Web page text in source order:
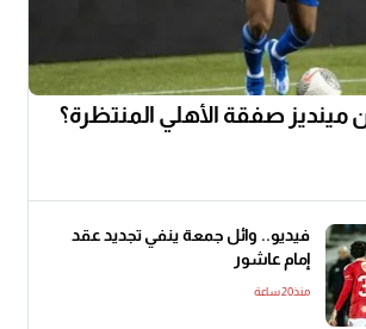
صفقة الأهلي المنتظرة؟
فيديو.. وائل جمعة ينفي تجديد عقد
إمام عاشور
منذ20 ساعة